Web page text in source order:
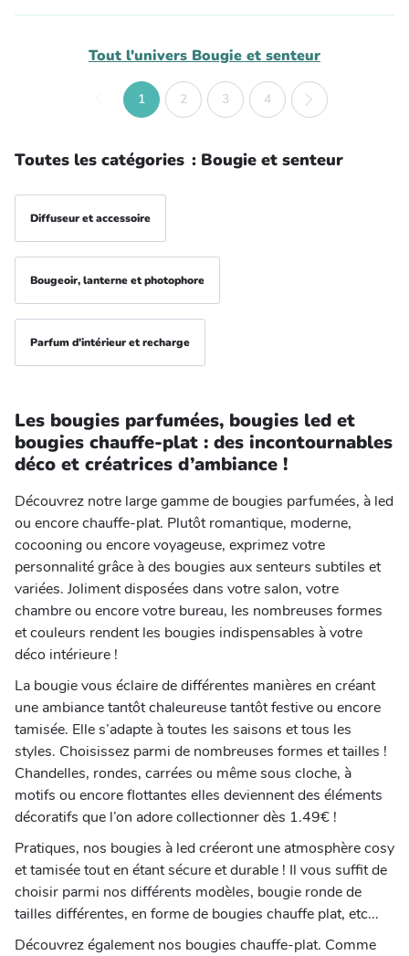
Tout l'univers Bougie et senteur
1 2 3 4
Toutes les catégories : Bougie et senteur
Diffuseur et accessoire
Bougeoir, lanterne et photophore
Parfum d'intérieur et recharge
Les bougies parfumées, bougies led et
bougies chauffe-plat : des incontournables
déco et créatrices d’ambiance !
Découvrez notre large gamme de bougies parfumées, à led
ou encore chauffe-plat. Plutôt romantique, moderne,
cocooning ou encore voyageuse, exprimez votre
personnalité grâce à des bougies aux senteurs subtiles et
variées. Joliment disposées dans votre salon, votre
chambre ou encore votre bureau, les nombreuses formes
et couleurs rendent les bougies indispensables à votre
déco intérieure !
La bougie vous éclaire de différentes manières en créant
une ambiance tantôt chaleureuse tantôt festive ou encore
tamisée. Elle s’adapte à toutes les saisons et tous les
styles. Choisissez parmi de nombreuses formes et tailles !
Chandelles, rondes, carrées ou même sous cloche, à
motifs ou encore flottantes elles deviennent des éléments
décoratifs que l’on adore collectionner dès 1.49€ !
Pratiques, nos bougies à led créeront une atmosphère cosy
et tamisée tout en étant sécure et durable ! Il vous suffit de
choisir parmi nos différents modèles, bougie ronde de
tailles différentes, en forme de bougies chauffe plat, etc...
Découvrez également nos bougies chauffe-plat. Comme